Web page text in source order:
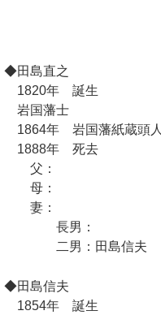
◆田島直之
1820年 誕生
岩国藩士
1864年 岩国藩紙蔵頭人
1888年 死去
父：
母：
妻：
長男：
二男：田島信夫
◆田島信夫
1854年 誕生